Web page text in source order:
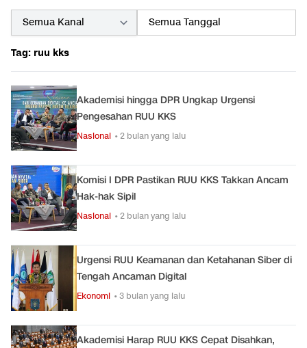
Tag: ruu kks
Akademisi hingga DPR Ungkap Urgensi
Pengesahan RUU KKS
Nasional • 2 bulan yang lalu
Komisi I DPR Pastikan RUU KKS Takkan Ancam
Hak-hak Sipil
Nasional • 2 bulan yang lalu
Urgensi RUU Keamanan dan Ketahanan Siber di
Tengah Ancaman Digital
Ekonomi • 3 bulan yang lalu
Akademisi Harap RUU KKS Cepat Disahkan,